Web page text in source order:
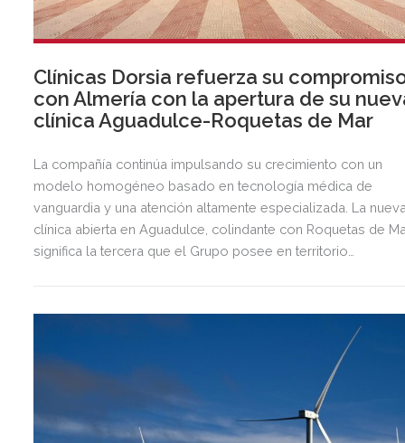
Clínicas Dorsia refuerza su
con Almería con la apertura de su
clínica Aguadulce-Roquetas de Mar
La compañía continúa impulsando su crecimiento con un
modelo homogéneo basado en tecnología médica de
vanguardia y una atención altamente especializada. La
clínica abierta en Aguadulce, colindante con Roquetas de
significa la tercera que el Grupo posee en territorio